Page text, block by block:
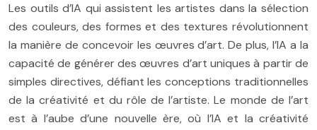
Les outils d’IA qui assistent les artistes dans la sélection
des couleurs, des formes et des textures révolutionnent
la manière de concevoir les œuvres d’art. De plus, l’IA a la
capacité de générer des œuvres d’art uniques à partir de
simples directives, défiant les conceptions traditionnelles
de la créativité et du rôle de l’artiste. Le monde de l’art
est à l’aube d’une nouvelle ère, où l’IA et la créativité